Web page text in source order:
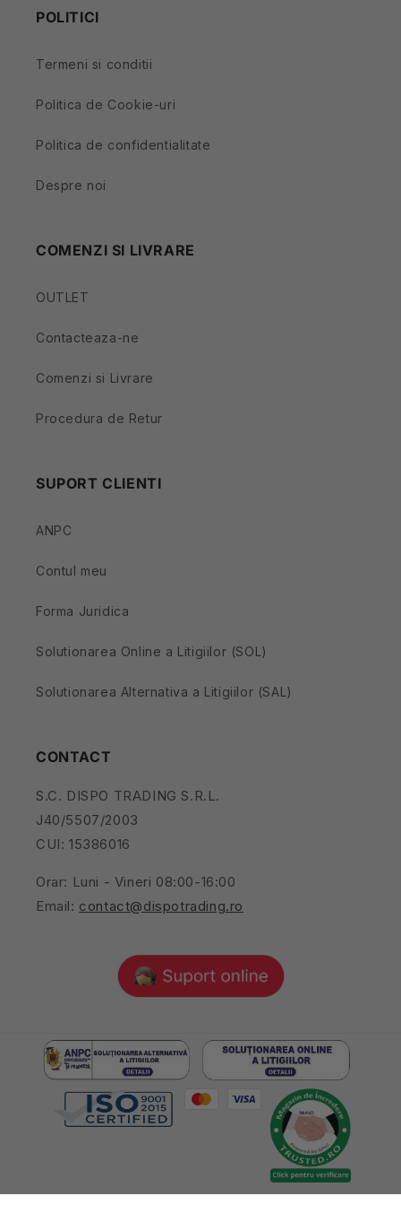
POLITICI
Termeni si conditii
Politica de Cookie-uri
Politica de confidentialitate
Despre noi
COMENZI SI LIVRARE
OUTLET
Contacteaza-ne
Comenzi si Livrare
Procedura de Retur
SUPORT CLIENTI
ANPC
Contul meu
Forma Juridica
Solutionarea Online a Litigiilor (SOL)
Solutionarea Alternativa a Litigiilor (SAL)
CONTACT
S.C. DISPO TRADING S.R.L.
J40/5507/2003
CUI: 15386016
Orar: Luni - Vineri 08:00-16:00
Email: contact@dispotrading.ro